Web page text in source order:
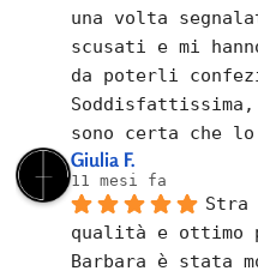
una volta
scusati e mi
da poterli
sono certa che
Giulia F.
11 mesi fa
Stra
qualità e ottimo
Barbara è stata